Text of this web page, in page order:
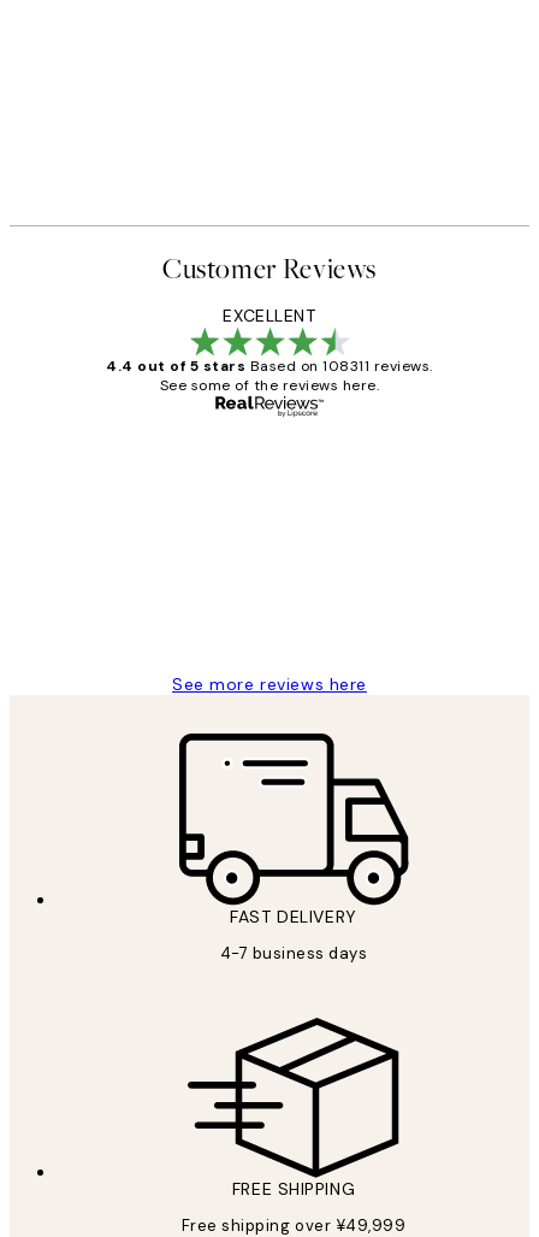
Customer Reviews
EXCELLENT
4.4 out of 5 stars Based on 108311 reviews.
See some of the reviews here.
See more reviews here
FAST DELIVERY
4-7 business days
FREE SHIPPING
Free shipping over ¥49,999